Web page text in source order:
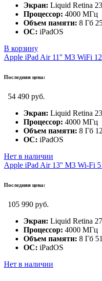
Экран: Liquid Retina
Процессор: 4000 МГц
Объем памяти: 8 Гб
ОС: iPadOS
В корзину
Apple iPad Air 11'' M3 WiFi
Последняя цена:
54 490 руб.
Экран: Liquid Retina
Процессор: 4000 МГц
Объем памяти: 8 Гб
ОС: iPadOS
Нет в наличии
Apple iPad Air 13'' M3 Wi-Fi
Последняя цена:
105 990 руб.
Экран: Liquid Retina
Процессор: 4000 МГц
Объем памяти: 8 Гб
ОС: iPadOS
Нет в наличии